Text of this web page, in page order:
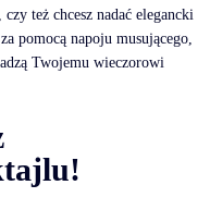
też chcesz nadać elegancki
pomocą napoju musującego,
Twojemu wieczorowi